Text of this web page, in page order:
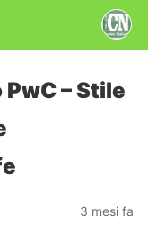
– Stile
3 mesi fa